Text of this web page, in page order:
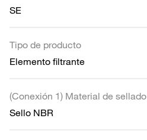
SE
Tipo de producto
Elemento filtrante
(Conexión 1) Material de sellado
Sello NBR